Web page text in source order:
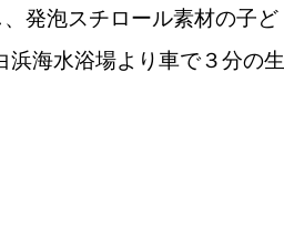
発泡スチロール素材の子ど
海水浴場より車で３分の生